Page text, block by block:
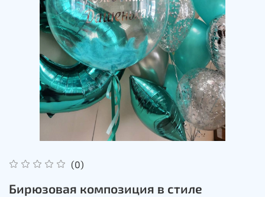
(0)
Бирюзовая композиция в стиле